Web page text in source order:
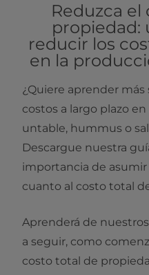
Reduzca
propiedad:
reducir los
en la
¿Quiere aprender
costos a largo plazo
untable, hummus o
Descargue nuestra
importancia de
cuanto al costo total
Aprenderá de
a seguir, como
costo total de